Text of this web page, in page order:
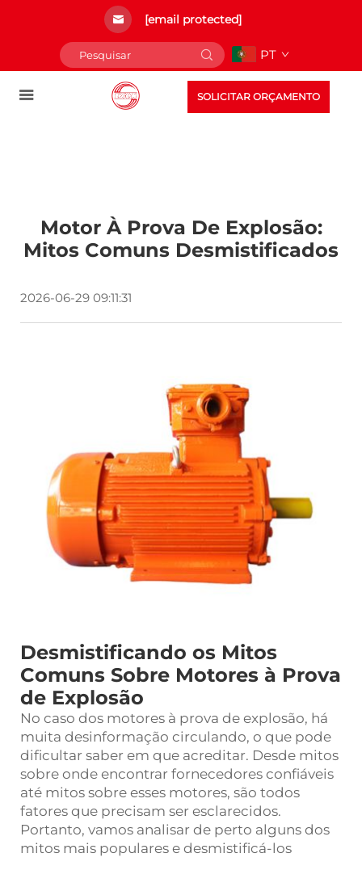
[email protected]
PT
SOLICITAR ORÇAMENTO
Motor À Prova De Explosão:
Mitos Comuns Desmistificados
2026-06-29 09:11:31
Desmistificando os Mitos
Comuns Sobre Motores à Prova
de Explosão
No caso dos motores à prova de explosão, há
muita desinformação circulando, o que pode
dificultar saber em que acreditar. Desde mitos
sobre onde encontrar fornecedores confiáveis
até mitos sobre esses motores, são todos
fatores que precisam ser esclarecidos.
Portanto, vamos analisar de perto alguns dos
mitos mais populares e desmistificá-los